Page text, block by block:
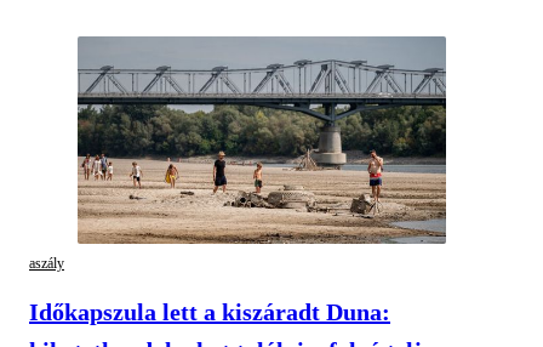
aszály
Időkapszula lett a kiszáradt Duna: